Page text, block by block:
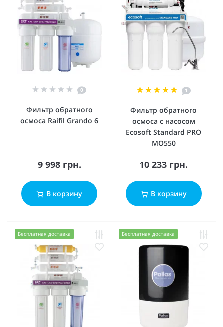
0
Фильтр обратного
осмоса Raifil Grando 6
9 998 грн.
В корзину
1
Фильтр обратного
осмоса с насосом
Ecosoft Standard PRO
MO550
10 233 грн.
В корзину
Бесплатная доставка Бесплатная доставка